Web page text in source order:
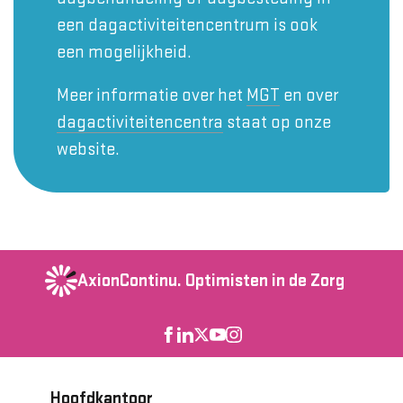
een dagactiviteitencentrum is ook
een mogelijkheid.
Meer informatie over het MGT en over
dagactiviteitencentra staat op onze
website.
AxionContinu. Optimisten in de Zorg
Hoofdkantoor